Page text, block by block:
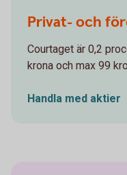
Privat- och
Courtaget är 0,2
krona och max 99
Handla med aktier